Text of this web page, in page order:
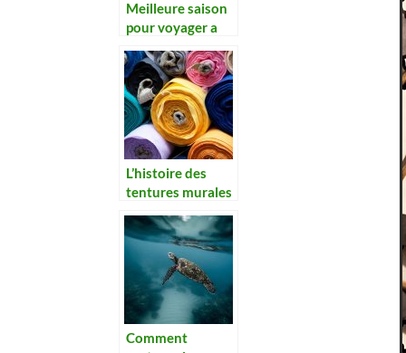
Meilleure saison
pour voyager a
L’histoire des
tentures murales
nos jours
Comment